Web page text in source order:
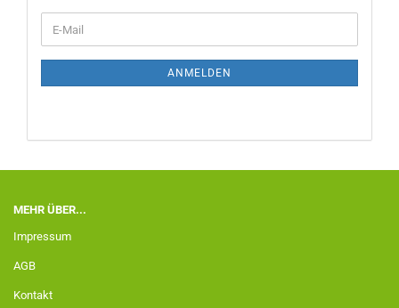
ANMELDEN
MEHR ÜBER...
Impressum
AGB
Kontakt